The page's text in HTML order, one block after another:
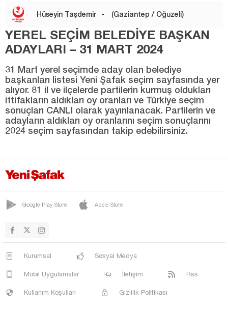
Gümüşhane
Hatay
Isparta
Kahramanmaraş
Karabük
Karaman
Kastamonu
Kırıkkale
Kırşehir
Kilis
Kocaeli
Konya
Hüseyin Taşdemir - (Gaziantep / Oğuzeli)
YEREL SEÇİM BELEDİYE BAŞKAN
ADAYLARI – 31 MART 2024
31 Mart yerel seçimde aday olan belediye
başkanları listesi Yeni Şafak seçim sayfasında yer
alıyor. 81 il ve ilçelerde partilerin kurmuş oldukları
ittifakların aldıkları oy oranları ve Türkiye seçim
sonuçları CANLI olarak yayınlanacak. Partilerin ve
adayların aldıkları oy oranlarını seçim sonuçlarını
2024 seçim sayfasından takip edebilirsiniz.
Google Play Store Apple Store
Kurumsal Sosyal Medya
Mobil Uygulamalar İletişim Rss
Kullanım Koşulları Gizlilik Politikası